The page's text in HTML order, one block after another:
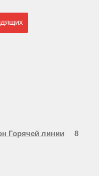
Горячей линии
8